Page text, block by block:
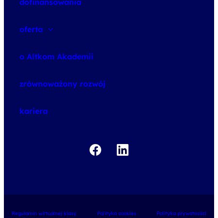
dofinansowania
oferta
o Altkom Akademii
zrównoważony rozwój
kariera
Regulamin wirtualnej klasy Polityka cookies Polityka prywatności